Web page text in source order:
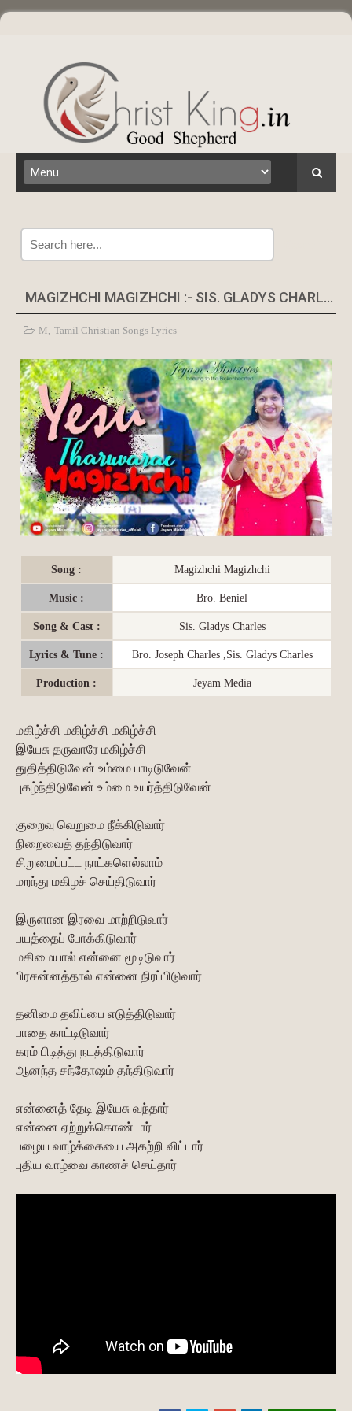
MAGIZHCHI MAGIZHCHI :- SIS. GLADYS CHARLES
M, Tamil Christian Songs Lyrics
Song : Magizhchi Magizhchi
Music : Bro. Beniel
Song & Cast : Sis. Gladys Charles
Lyrics & Tune : Bro. Joseph Charles ,Sis. Gladys Charles
Production : Jeyam Media
மகிழ்ச்சி மகிழ்ச்சி மகிழ்ச்சி
இயேசு தருவாரே மகிழ்ச்சி
துதித்திடுவேன் உம்மை பாடிடுவேன்
புகழ்ந்திடுவேன் உம்மை உயர்த்திடுவேன்
குறைவு வெறுமை நீக்கிடுவார்
நிறைவைத் தந்திடுவார்
சிறுமைப்பட்ட நாட்களெல்லாம்
மறந்து மகிழச் செய்திடுவார்
இருளான இரவை மாற்றிடுவார்
பயத்தைப் போக்கிடுவார்
மகிமையால் என்னை மூடிடுவார்
பிரசன்னத்தால் என்னை நிரப்பிடுவார்
தனிமை தவிப்பை எடுத்திடுவார்
பாதை காட்டிடுவார்
கரம் பிடித்து நடத்திடுவார்
ஆனந்த சந்தோஷம் தந்திடுவார்
என்னைத் தேடி இயேசு வந்தார்
என்னை ஏற்றுக்கொண்டார்
பழைய வாழ்க்கையை அகற்றி விட்டார்
புதிய வாழ்வை காணச் செய்தார்